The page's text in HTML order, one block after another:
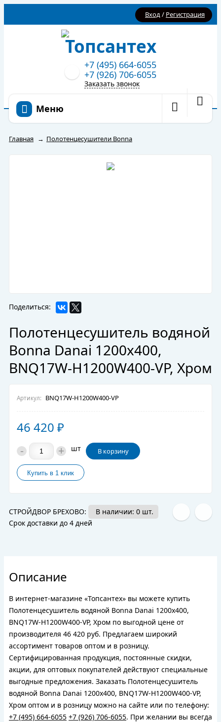
Вход/ Регистрация
+7 (495) 664-6055
+7 (926) 706-6055
Заказать звонок
Меню
Главная → Полотенцесушители Bonna
Поделиться:
Полотенцесушитель водяной
Bonna Danai 1200x400,
BNQ17W-H1200W400-VP, Хром
Артикул: BNQ17W-H1200W400-VP
46 420 ₽
- + шт В корзину
СТРОЙДВОР БРЕХОВО:
В наличии: 0 шт.
Срок доставки до 4 дней
Описание
В интернет-магазине «Топсантех» вы можете купить
Полотенцесушитель водяной Bonna Danai 1200x400,
BNQ17W-H1200W400-VP, Хром по выгодной цене от
производителя 46 420 руб. Предлагаем широкий
ассортимент товаров оптом и в розницу.
Сертифицированная продукция, постоянные скидки,
акции, для оптовых покупателей действуют специальные
выгодные предложения. Заказать Полотенцесушитель
водяной Bonna Danai 1200x400, BNQ17W-H1200W400-VP,
Хром оптом и в розницу можно на сайте или по телефону:
+7 (495) 664-6055 +7 (926) 706-6055. При желании вы всегда